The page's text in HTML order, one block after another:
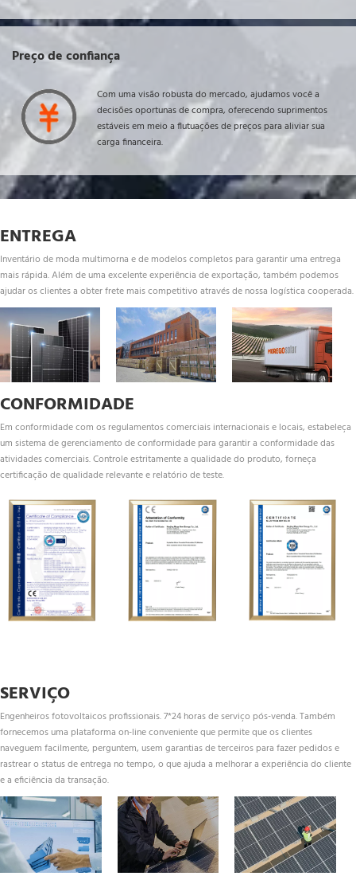
Preço de confiança
Com uma visão robusta do mercado, ajudamos você a
decisões oportunas de compra, oferecendo suprimentos
estáveis ​​em meio a flutuações de preços para aliviar sua
carga financeira.
ENTREGA
Inventário de moda multimorna e de modelos completos para garantir uma entrega
mais rápida. Além de uma excelente experiência de exportação, também podemos
ajudar os clientes a obter frete mais competitivo através de nossa logística cooperada.
CONFORMIDADE
Em conformidade com os regulamentos comerciais internacionais e locais, estabeleça
um sistema de gerenciamento de conformidade para garantir a conformidade das
atividades comerciais. Controle estritamente a qualidade do produto, forneça
certificação de qualidade relevante e relatório de teste.
SERVIÇO
Engenheiros fotovoltaicos profissionais. 7*24 horas de serviço pós-venda. Também
fornecemos uma plataforma on-line conveniente que permite que os clientes
naveguem facilmente, perguntem, usem garantias de terceiros para fazer pedidos e
rastrear o status de entrega no tempo, o que ajuda a melhorar a experiência do cliente
e a eficiência da transação.